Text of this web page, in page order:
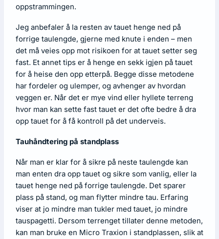
oppstrammingen.
Jeg anbefaler å la resten av tauet henge ned på
forrige taulengde, gjerne med knute i enden – men
det må veies opp mot risikoen for at tauet setter seg
fast. Et annet tips er å henge en sekk igjen på tauet
for å heise den opp etterpå. Begge disse metodene
har fordeler og ulemper, og avhenger av hvordan
veggen er. Når det er mye vind eller hyllete terreng
hvor man kan sette fast tauet er det ofte bedre å dra
opp tauet for å få kontroll på det underveis.
Tauhåndtering på standplass
Når man er klar for å sikre på neste taulengde kan
man enten dra opp tauet og sikre som vanlig, eller la
tauet henge ned på forrige taulengde. Det sparer
plass på stand, og man flytter mindre tau. Erfaring
viser at jo mindre man tukler med tauet, jo mindre
tauspagetti. Dersom terrenget tillater denne metoden,
kan man bruke en Micro Traxion i standplassen, slik at